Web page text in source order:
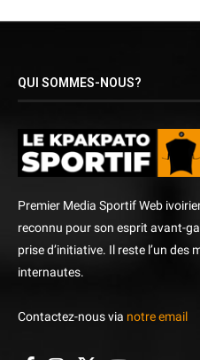
QUI SOMMES-NOUS?
Premier Media Sportif Web
reconnu pour son esprit avant-
prise d’initiative. Il reste l’un des
internautes.
Contactez-nous via notre email